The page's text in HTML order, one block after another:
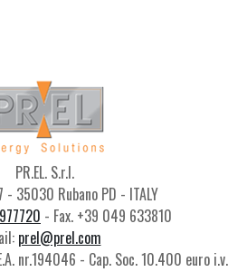
PR.EL. S.r.l.
- 35030 Rubano PD - ITALY
- Fax. +39 049 633810
prel@prel.com
nr.194046 - Cap. Soc. 10.400 euro i.v.